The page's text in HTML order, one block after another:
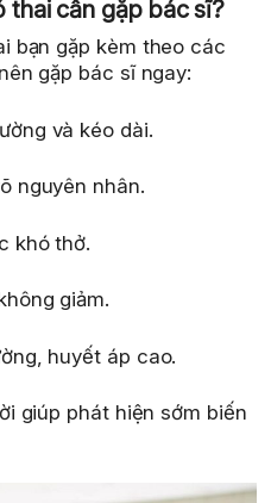
thai cần gặp bác sĩ?
bạn gặp kèm theo các
gặp bác sĩ ngay:
và kéo dài.
nguyên nhân.
khó thở.
giảm.
huyết áp cao.
giúp phát hiện sớm biến